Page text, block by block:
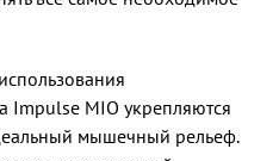
Impulse MIO укрепляются
мышечный рельеф.